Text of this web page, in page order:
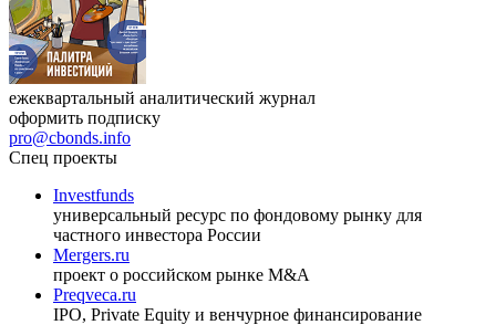
ежеквартальный аналитический журнал
оформить подписку
pro@cbonds.info
Спец проекты
Investfunds
универсальный ресурс по фондовому рынку для
частного инвестора России
Mergers.ru
проект о российском рынке M&A
Preqveca.ru
IPO, Private Equity и венчурное финансирование